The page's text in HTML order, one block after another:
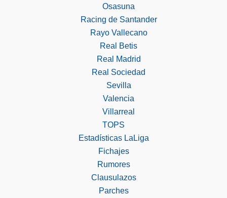
Osasuna
Racing de Santander
Rayo Vallecano
Real Betis
Real Madrid
Real Sociedad
Sevilla
Valencia
Villarreal
TOPS
Estadísticas LaLiga
Fichajes
Rumores
Clausulazos
Parches